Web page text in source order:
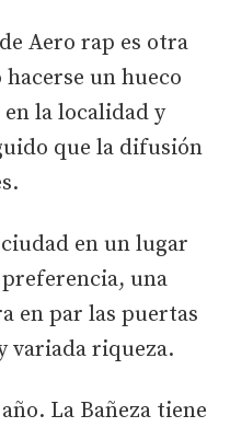
Aero rap es otra
un hueco
la localidad y
que la difusión
en un lugar
una
en par las puertas
variada riqueza.
La Bañeza tiene